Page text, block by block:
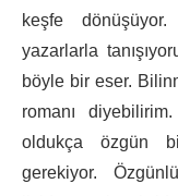
keşfe
yazarlarla
böyle bir eser.
romanı
oldukça özgün
gerekiyor.